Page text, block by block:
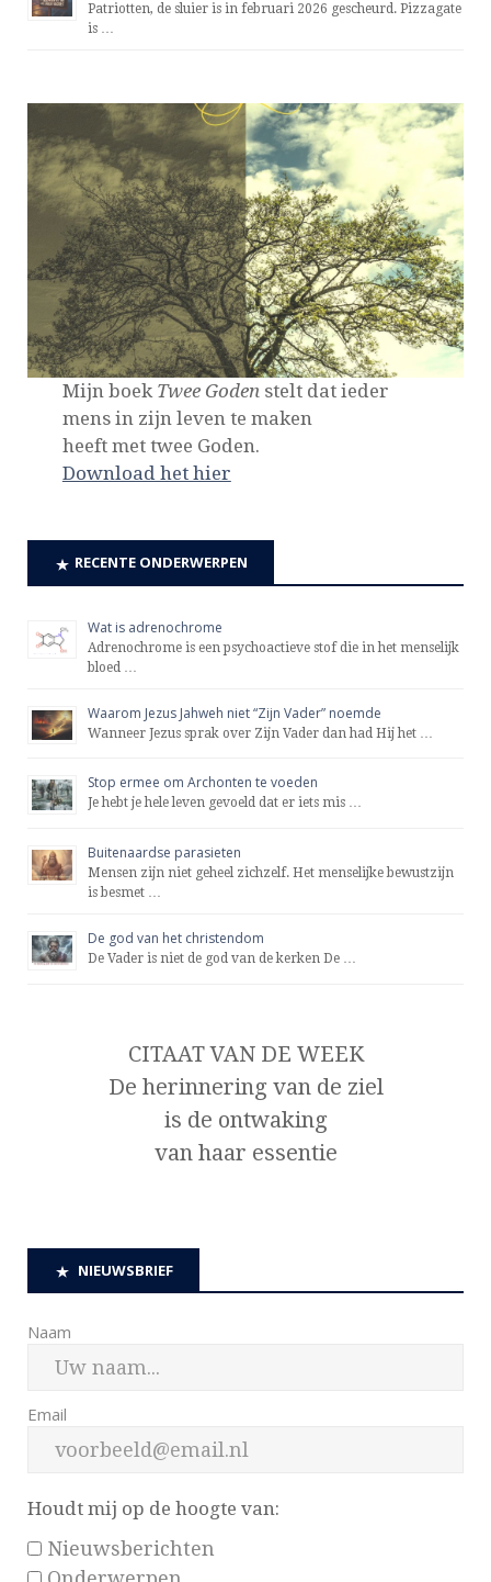
Patriotten, de sluier is in februari 2026 gescheurd. Pizzagate
is …
Mijn boek Twee Godenstelt dat ieder
mens in zijn leven te maken
heeft met twee Goden.
Download het hier
RECENTE ONDERWERPEN
Wat is adrenochrome
Adrenochrome is een psychoactieve stof die in het menselijk
bloed …
Waarom Jezus Jahweh niet “Zijn Vader” noemde
Wanneer Jezus sprak over Zijn Vader dan had Hij het …
Stop ermee om Archonten te voeden
Je hebt je hele leven gevoeld dat er iets mis …
Buitenaardse parasieten
Mensen zijn niet geheel zichzelf. Het menselijke bewustzijn
is besmet …
De god van het christendom
De Vader is niet de god van de kerken De …
CITAAT VAN DE WEEK
De herinnering van de ziel
is de ontwaking
van haar essentie
NIEUWSBRIEF
Naam
Email
Houdt mij op de hoogte van:
Nieuwsberichten